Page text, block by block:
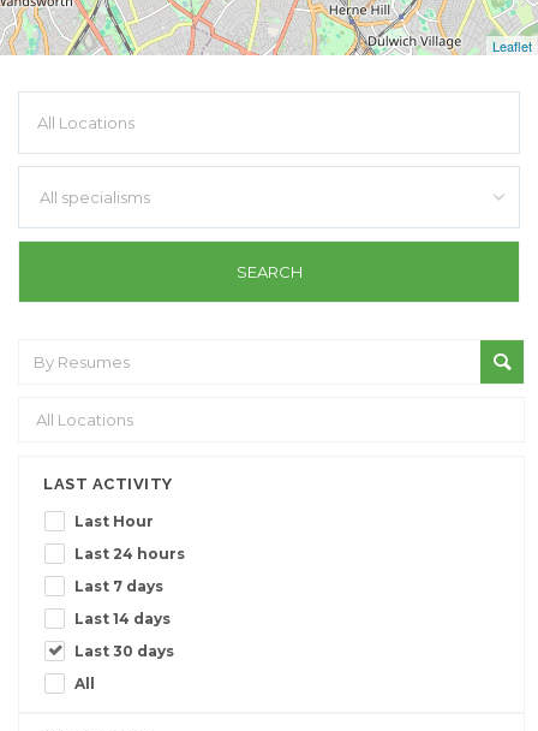
Leaflet
All specialisms
LAST ACTIVITY
Last Hour
Last 24 hours
Last 7 days
Last 14 days
Last 30 days
All